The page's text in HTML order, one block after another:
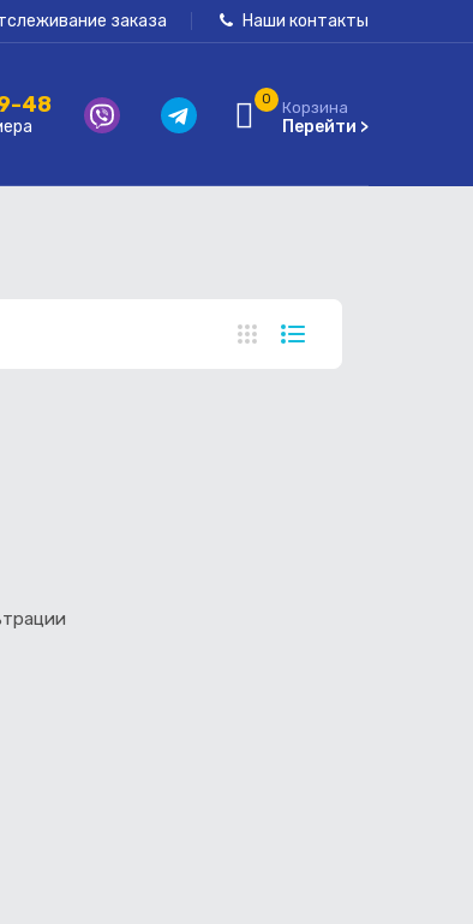
заказа Наши контакты
48 0 Корзина
Перейти >